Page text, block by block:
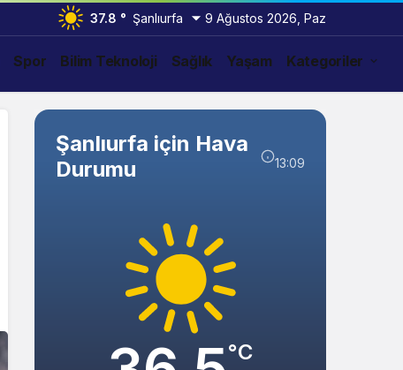
37.8 ° Şanlıurfa 9 Ağustos 2026, Paz
Spor Bilim Teknoloji Sağlık Yaşam Kategoriler
Şanlıurfa için Hava
Durumu
13:09
°C